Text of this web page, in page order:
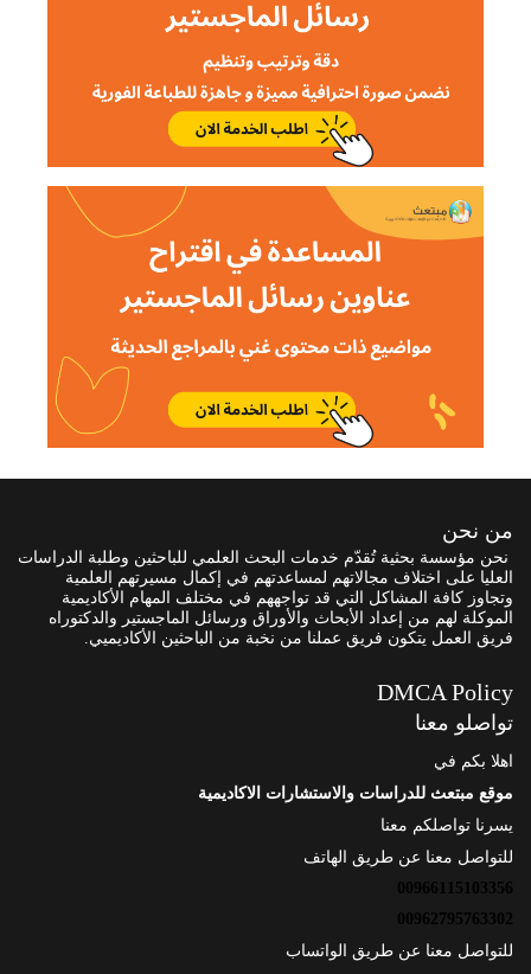
من نحن
نحن مؤسسة بحثية تُقدّم خدمات البحث العلمي للباحثين وطلبة الدراسات
العليا على اختلاف مجالاتهم لمساعدتهم في إكمال مسيرتهم العلمية
وتجاوز كافة المشاكل التي قد تواجههم في مختلف المهام الأكاديمية
الموكلة لهم من إعداد الأبحاث والأوراق ورسائل الماجستير والدكتوراه
فريق العمل يتكون فريق عملنا من نخبة من الباحثين الأكاديميي.
DMCA Policy
تواصلو معنا
اهلا بكم في
موقع مبتعث للدراسات والاستشارات الاكاديمية
يسرنا تواصلكم معنا
للتواصل معنا عن طريق الهاتف
00966115103356
00962795763302
للتواصل معنا عن طريق الواتساب